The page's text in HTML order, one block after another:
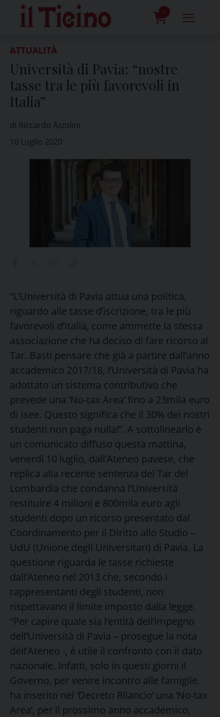
content
0
ATTUALITÀ
Università di Pavia: “nostre
tasse tra le più favorevoli in
Italia”
di Riccardo Azzolini
10 Luglio 2020
“L’Università di Pavia attua una politica,
riguardo alle tasse d’iscrizione, tra le più
favorevoli d’Italia, come ammette la stessa
associazione che ha deciso di fare ricorso al
Tar. Basti pensare che già a partire dall’anno
accademico 2017/18, l’Università di Pavia ha
adottato un sistema contributivo che
prevede una ‘No-tax Area’ fino a 23mila euro
di Isee. Questo significa che il 30% dei nostri
studenti non paga nulla!”. A sottolinearlo è
un comunicato diffuso questa mattina,
venerdì 10 luglio, dall’Ateneo pavese, che
replica alla recente sentenza del Tar del
Lombardia che condanna l’Università
restituire 4 milioni e 800mila euro agli
studenti dopo un ricorso presentato dal
Coordinamento per il Diritto allo Studio –
UdU (Unione degli Universitari) di Pavia. La
questione riguarda le tasse richieste
dall’Ateneo nel 2013 che, secondo i
rappresentanti degli studenti, non
rispettavano il limite imposto dalla legge.
“Per capire quale sia l’entità dell’impegno
dell’Università di Pavia – prosegue la nota
dell’Ateneo -, è utile il confronto con il dato
nazionale. Infatti, solo in questi giorni il
Governo, per venire incontro alle famiglie,
ha inserito nel ‘Decreto Rilancio’ una ‘No-tax
Area’, per il prossimo anno accademico,